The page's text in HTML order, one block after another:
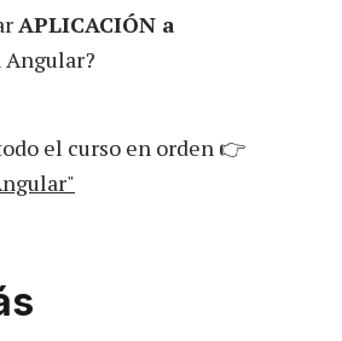
APLICACIÓN a
Angular?
el curso en orden 👉